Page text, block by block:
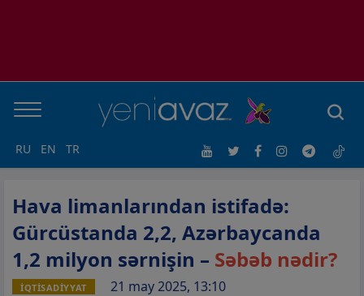
RU EN TR
Hava limanlarından istifadə:
Gürcüstanda 2,2, Azərbaycanda
1,2 milyon sərnişin – Səbəb nədir?
İQTİSADİYYAT 21 may 2025, 13:10